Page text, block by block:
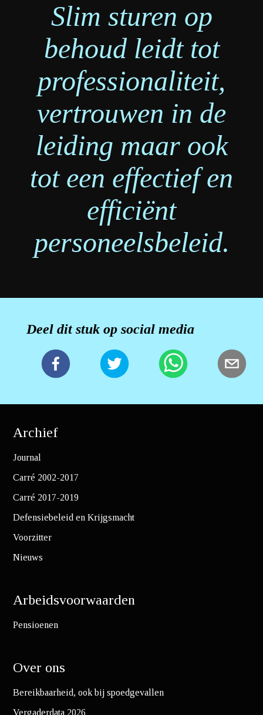
Slim sturen op
behoud leidt tot
professionaliteit,
vertrouwen in de
leiding maar ook
tot een effectief en
efficiënt
personeelsbeleid.
Deel dit stuk op social media
Archief
Journal
Carré 2002-2017
Carré 2017-2019
Defensiebeleid en Krijgsmacht
Voorzitter
Nieuws
Arbeidsvoorwaarden
Pensioenen
Over ons
Bereikbaarheid, ook bij spoedgevallen
Vergaderdata 2026